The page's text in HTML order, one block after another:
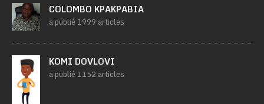
COLOMBO KPAKPABIA
a publié 1999 articles
KOMI DOVLOVI
a publié 1152 articles